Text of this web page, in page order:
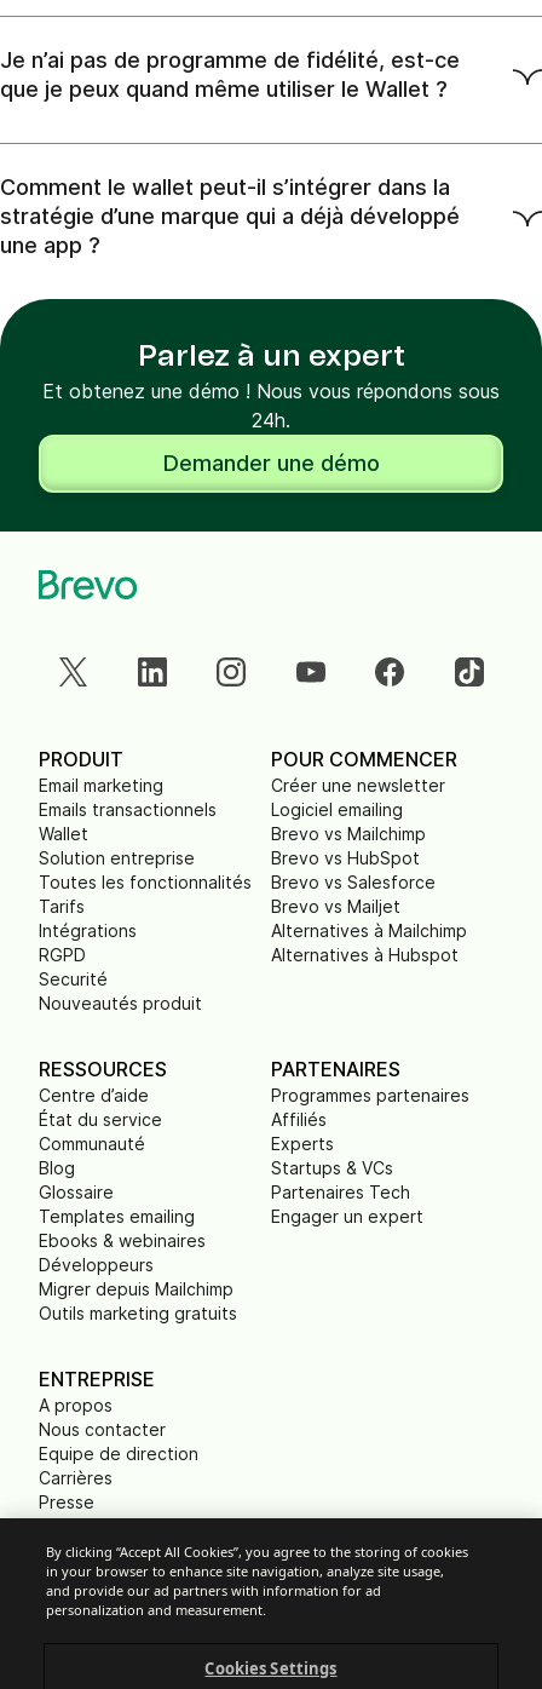
Tout dépend du contenu que vous souhaitez pousser auprès
de vos clients. Nous accompagnons nos clients sur le
volume des campagnes wallet en fonction du cas d’usage
et du contenu à relayer. En moyenne, nos clients envoient 1,
Je n’ai pas de programme de fidélité, est-ce
que je peux quand même utiliser le Wallet ?
Comment le wallet peut-il s’intégrer dans la
stratégie d’une marque qui a déjà développé
une app ?
Si vous avez une application mobile, sachez que le wallet
mobile vient compléter l’application. L’objectif n’est pas de
canibaliser le trafic de votre application mais au contraire,
de permettre à la marque d’avoir un reach supplémentaire,
puisque le wallet permet également de mettre en avant et
de booster le trafic d’une application.
Parlez à un expert
Et obtenez une démo ! Nous vous répondons sous
24h.
Demander une démo
PRODUIT
Email marketing
Emails transactionnels
Wallet
Solution entreprise
Toutes les fonctionnalités
Tarifs
Intégrations
RGPD
Securité
Nouveautés produit
POUR COMMENCER
Créer une newsletter
Logiciel emailing
Brevo vs Mailchimp
Brevo vs HubSpot
Brevo vs Salesforce
Brevo vs Mailjet
Alternatives à Mailchimp
Alternatives à Hubspot
RESSOURCES
Centre d’aide
État du service
Communauté
Blog
Glossaire
Templates emailing
Ebooks & webinaires
Développeurs
Migrer depuis Mailchimp
Outils marketing gratuits
PARTENAIRES
Programmes partenaires
Affiliés
Experts
Startups & VCs
Partenaires Tech
Engager un expert
ENTREPRISE
A propos
Nous contacter
Equipe de direction
Carrières
Presse
Empreinte carbone
ONG
Paramètres des cookies
By clicking “Accept All Cookies”, you agree to the storing of cookies
in your browser to enhance site navigation, analyze site usage,
and provide our ad partners with information for ad
personalization and measurement.
Cookies Settings